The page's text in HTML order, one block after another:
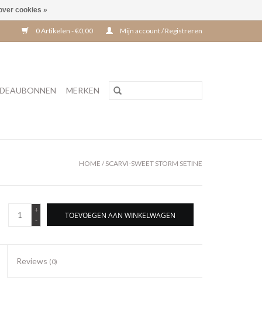
0 Artikelen - €0,00 Mijn account / Registreren
MERKEN
HOME /SCARVI-SWEET STORM SETINE
+
-
TOEVOEGEN AAN WINKELWAGEN
Reviews (0)
cookies »